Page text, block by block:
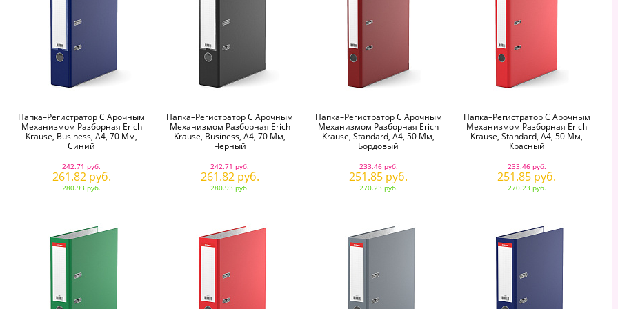
Папка–Регистратор С Арочным
Механизмом Разборная Erich
Krause, Business, А4, 70 Мм,
Синий
242.71 руб.
261.82 руб.
280.93 руб.
Папка–Регистратор С Арочным
Механизмом Разборная Erich
Krause, Business, А4, 70 Мм,
Черный
242.71 руб.
261.82 руб.
280.93 руб.
Папка–Регистратор С Арочным
Механизмом Разборная Erich
Krause, Standard, А4, 50 Мм,
Бордовый
233.46 руб.
251.85 руб.
270.23 руб.
Папка–Регистратор С Арочным
Механизмом Разборная Erich
Krause, Standard, А4, 50 Мм,
Красный
233.46 руб.
251.85 руб.
270.23 руб.